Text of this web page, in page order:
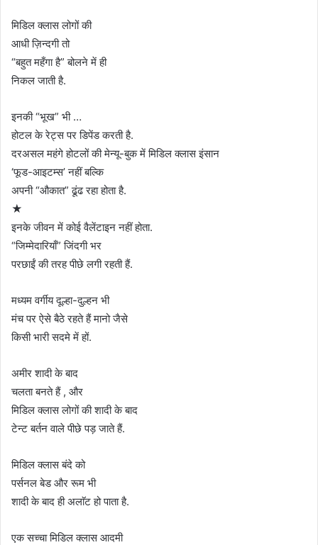
मिडिल क्लास लोगों की
आधी ज़िन्दगी तो
“बहुत महँगा है” बोलने में ही
निकल जाती है.
इनकी “भूख” भी …
होटल के रेट्स पर डिपेंड करती है.
दरअसल महंगे होटलों की मेन्यू-बुक में मिडिल क्लास इंसान
‘फूड-आइटम्स’ नहीं बल्कि
अपनी “औकात” ढूंढ रहा होता है.
★
इनके जीवन में कोई वैलेंटाइन नहीं होता.
“जिम्मेदारियाँ” जिंदगी भर
परछाईं की तरह पीछे लगी रहती हैं.
मध्यम वर्गीय दूल्हा-दुल्हन भी
मंच पर ऐसे बैठे रहते हैं मानो जैसे
किसी भारी सदमे में हों.
अमीर शादी के बाद
चलता बनते हैं , और
मिडिल क्लास लोगों की शादी के बाद
टेन्ट बर्तन वाले पीछे पड़ जाते हैं.
मिडिल क्लास बंदे को
पर्सनल बेड और रूम भी
शादी के बाद ही अलाॅट हो पाता है.
एक सच्चा मिडिल क्लास आदमी